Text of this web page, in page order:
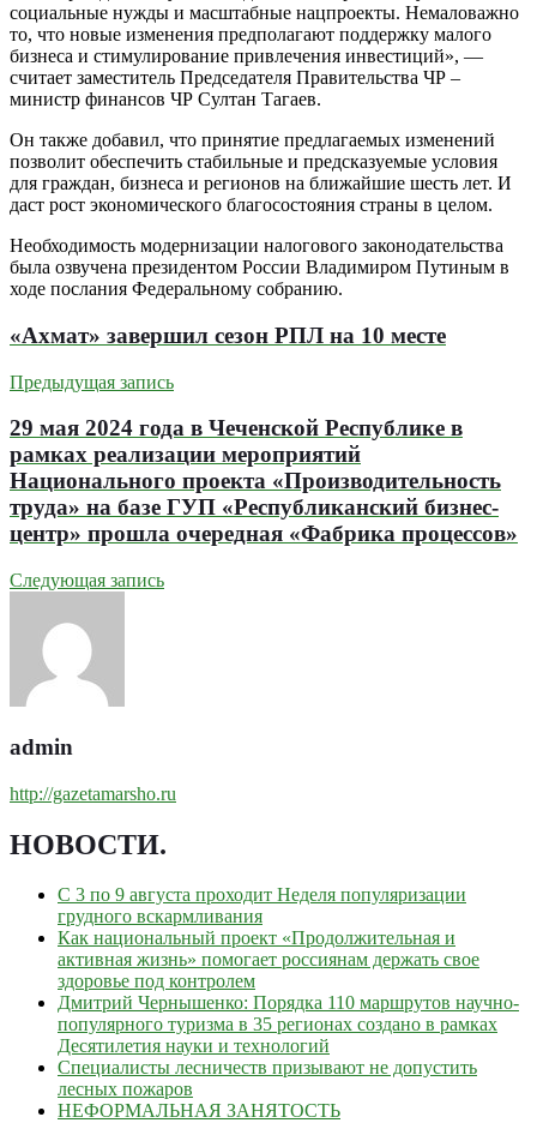
социальные нужды и масштабные нацпроекты. Немаловажно
то, что новые изменения предполагают поддержку малого
бизнеса и стимулирование привлечения инвестиций», —
считает заместитель Председателя Правительства ЧР –
министр финансов ЧР Султан Тагаев.
Он также добавил, что принятие предлагаемых изменений
позволит обеспечить стабильные и предсказуемые условия
для граждан, бизнеса и регионов на ближайшие шесть лет. И
даст рост экономического благосостояния страны в целом.
Необходимость модернизации налогового законодательства
была озвучена президентом России Владимиром Путиным в
ходе послания Федеральному собранию.
«Ахмат» завершил сезон РПЛ на 10 месте
Предыдущая запись
29 мая 2024 года в Чеченской Республике в
рамках реализации мероприятий
Национального проекта «Производительность
труда» на базе ГУП «Республиканский бизнес-
центр» прошла очередная «Фабрика процессов»
Следующая запись
admin
http://gazetamarsho.ru
НОВОСТИ.
С 3 по 9 августа проходит Неделя популяризации
грудного вскармливания
Как национальный проект «Продолжительная и
активная жизнь» помогает россиянам держать свое
здоровье под контролем
Дмитрий Чернышенко: Порядка 110 маршрутов научно-
популярного туризма в 35 регионах создано в рамках
Десятилетия науки и технологий
Специалисты лесничеств призывают не допустить
лесных пожаров
НЕФОРМАЛЬНАЯ ЗАНЯТОСТЬ